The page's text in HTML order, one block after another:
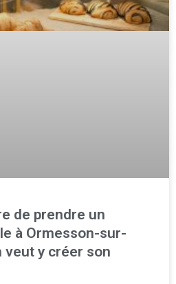
de prendre un
à Ormesson-sur-
veut y créer son